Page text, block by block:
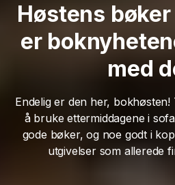
Høstens
er
med
Endelig er den her,
å bruke ettermiddagene i
gode bøker, og noe godt i
utgivelser som allerede